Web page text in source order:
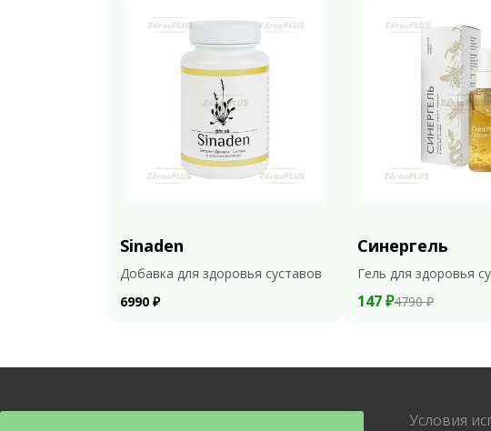
Sinaden
Добавка для здоровья суставов
6990 ₽
Синергель
Гель для здоровья
147 ₽4790 ₽
Условия